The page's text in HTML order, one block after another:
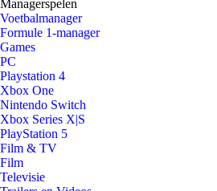
Managerspelen
Voetbalmanager
Formule 1-manager
Games
PC
Playstation 4
Xbox One
Nintendo Switch
Xbox Series X|S
PlayStation 5
Film & TV
Film
Televisie